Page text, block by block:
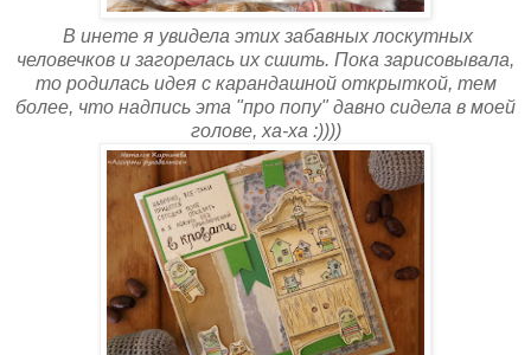
В инете я увидела этих забавных лоскутных
человечков и загорелась их сшить. Пока зарисовывала,
то родилась идея с карандашной открыткой, тем
более, что надпись эта "про попу" давно сидела в моей
голове, ха-ха :))))